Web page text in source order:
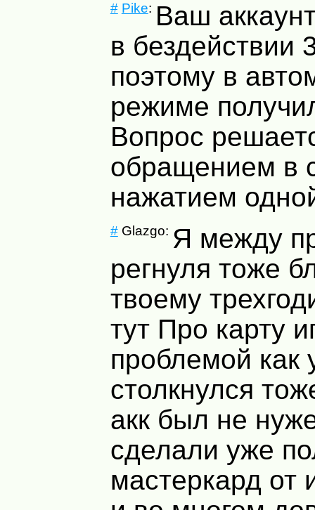
# Pike: Ваш
в бездействии
поэтому в
режиме
Вопрос
обращением в
нажатием
#Glazgo: Я между
регнуля тоже
твоему
тут Про карту
проблемой как
столкнулся
акк был не
сделали уже
мастеркард от